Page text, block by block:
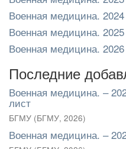
Военная медицина. 2024
Военная медицина. 2025
Военная медицина. 2026
Последние
Военная медицина. –
лист
БГМУ (БГМУ, 2026)
Военная медицина. –